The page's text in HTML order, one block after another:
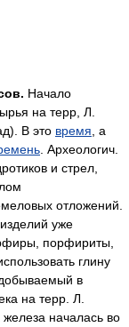
Начало
на терр, Л.
B это время , a
. Археологич.
и стрел,
отложений.
уже
порфириты,
глину
добываемый в
на терр. Л.
началась во